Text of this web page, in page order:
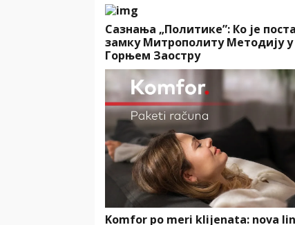
Сазнања „Политике”: Ко је
замку Митрополиту Методију у
Горњем Заостру
Komfor po meri klijenata: nova